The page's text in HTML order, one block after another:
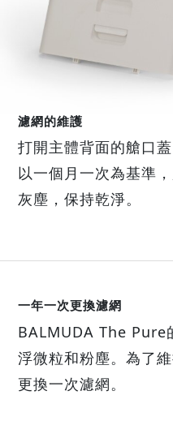
濾網的維護
打開主體背面的艙口
以一個月一次為基準
灰塵，保持乾淨。
一年一次更換濾網
BALMUDA The Pure
浮微粒和粉塵。為了
更換一次濾網。